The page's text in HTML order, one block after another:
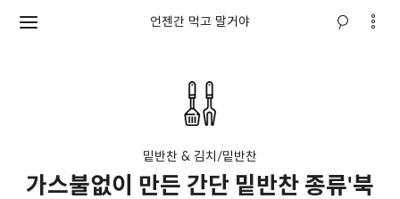
언젠간 먹고 말거야
밑반찬 & 김치/밑반찬
가스불없이 만든 간단 밑반찬 종류'북